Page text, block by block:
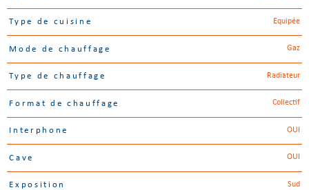
Type de cuisine Equipée
Mode de chauffage Gaz
Type de chauffage Radiateur
Format de chauffage Collectif
Interphone OUI
Cave OUI
Exposition Sud